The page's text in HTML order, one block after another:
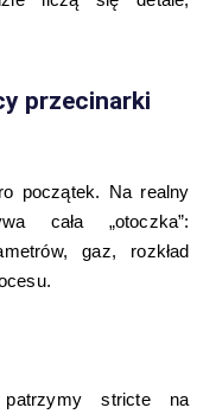
przecinarki
początek. Na realny
cała „otoczka”:
gaz, rozkład
stricte na